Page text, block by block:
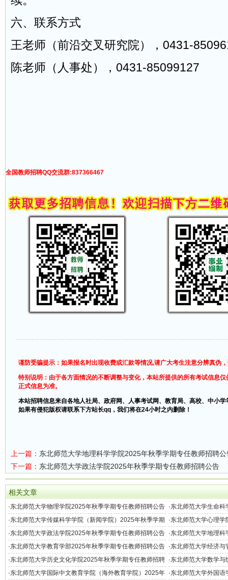
六、联系方式
王老师（前沿交叉研究院），0431-
陈老师（人事处），0431-85099127
全国教师招聘QQ交流群:837366467
谨防受骗提示：如果报名时出现收费或汇款等情况,请广大考生注意分辨真伪
特别说明：由于各方面情况的不断调整与变化，本站所提供的所有考试信息
正式信息为准。
本站招聘信息来自各地人社局、政府网、人事考试网、教育局、高校、中小
如果有侵犯版权请联系下方站长qq，我们将在24小时之内删除！
上一篇： 东北师范大学地理科学学院2025年秋季学期专任教师招聘公
下一篇： 东北师范大学政法学院2025年秋季学期专任教师招聘公告
相关文章
·东北师范大学物理学院2025年秋季学期专任教师招聘公告 ·东北师范大学生命
公告
·东北师范大学传媒科学学院（新闻学院）2025年秋季学期
专任教师招聘公告
·东北师范大学心理
·东北师范大学政法学院2025年秋季学期专任教师招聘公告 ·东北师范大学地理
公告
·东北师范大学教育学部2025年秋季学期专任教师招聘公告 ·东北师范大学经济
聘公告
·东北师范大学历史文化学院2025年秋季学期专任教师招聘
公告
·东北师范大学数学
聘公告
·东北师范大学国际中文教育学院（海外教育学院）2025年 ·东北师范大学外国